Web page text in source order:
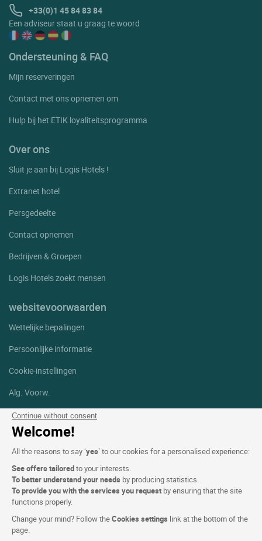
Continue without consent
Welcome!
All the reasons to say ‘yes’ to our cookies for a personalised experience:
See offers tailoredto your interests.
To better understand your needs by producing statistics.
To provide you with the services you request by ensuring that the site
functions properly.
Change your mind? Follow theCookies settings link at the bottom of the
page.
+33(0)1 45 84 83 84
Een adviseur staat u graag te woord
Ondersteuning & FAQ
Mijn reserveringen
Contact met ons opnemen om
Hulp bij het ETIK loyaliteitsprogramma
Over ons
Sluit je aan bij Logis Hotels !
Extranet hotel
Persgedeelte
Contact opnemen
Bedrijven & Groepen
Logis Hotels zoekt mensen
websitevoorwaarden
Wettelijke bepalingen
Persoonlijke informatie
Cookie-instellingen
Alg. Voorw.
Help
Sitemap
Foto's
Volg ons
Facebook
Instagram
Linkedin